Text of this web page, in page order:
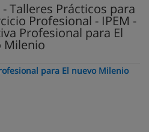
Talleres Prácticos para
Profesional - IPEM -
Profesional para El
Milenio
para El nuevo Milenio